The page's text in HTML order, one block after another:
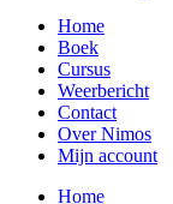
Home
Boek
Cursus
Weerbericht
Contact
Over Nimos
Mijn account
Home